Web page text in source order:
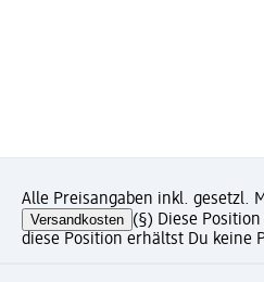
Alle Preisangaben inkl. gesetzl.
Versandkosten (§) Diese
diese Position erhältst Du keine